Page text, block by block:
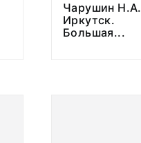
Чарушин Н.А.
Иркутск.
Большая...